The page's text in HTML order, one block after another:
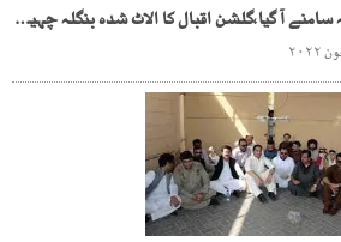
محکمہ ڈاک کا ایک اور کارنامہ سامنے آ گیا،گلشن اقبال کا الاٹ شدہ بنگلہ چہیتی خاتون ا فسر کو د ے دیا گیا